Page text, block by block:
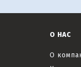
О НАС
О